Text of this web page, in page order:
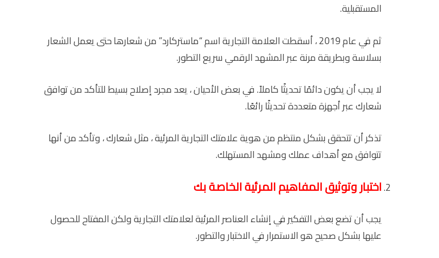
المستقبلية.
ثم في عام 2019 ، أسقطت العلامة التجارية اسم “ماستركارد” من شعارها حتى يعمل الشعار
بسلاسة وبطريقة مرنة عبر المشهد الرقمي سريع التطور.
لا يجب أن يكون دائمًا تحديثًا كاملاً. في بعض الأحيان ، يعد مجرد إصلاح بسيط للتأكد من توافق
شعارك عبر أجهزة متعددة تحديثًا رائعًا.
تذكر أن تتحقق بشكل منتظم من هوية علامتك التجارية المرئية ، مثل شعارك ، وتأكد من أنها
تتوافق مع أهداف عملك ومشهد المستهلك.
اختبار وتوثيق المفاهيم المرئية الخاصة بك
يجب أن تضع بعض التفكير في إنشاء العناصر المرئية لعلامتك التجارية ولكن المفتاح للحصول
عليها بشكل صحيح هو الاستمرار في الاختبار والتطور.